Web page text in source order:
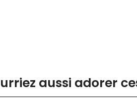
aussi adorer